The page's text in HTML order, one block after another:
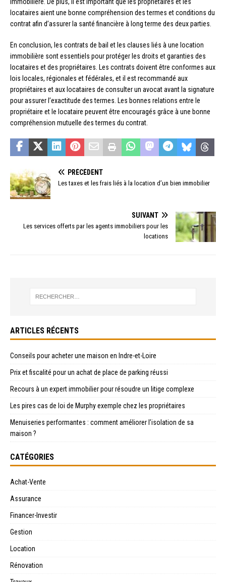
locataires aient une bonne compréhension des termes et conditions du
contrat afin d’assurer la santé financière à long terme des deux parties.
En conclusion, les contrats de bail et les clauses liés à une location
immobilière sont essentiels pour protéger les droits et garanties des
locataires et des propriétaires. Les contrats doivent être conformes aux
lois locales, régionales et fédérales, et il est recommandé aux
propriétaires et aux locataires de consulter un avocat avant la signature
pour assurer l’exactitude des termes. Les bonnes relations entre le
propriétaire et le locataire peuvent être encouragés grâce à une bonne
compréhension mutuelle des termes du contrat.
PRÉCÉDENT
Les taxes et les frais liés à la location d’un bien immobilier
SUIVANT
Les services offerts par les agents immobiliers pour les
locations
ARTICLES RÉCENTS
Conseils pour acheter une maison en Indre-et-Loire
Prix et fiscalité pour un achat de place de parking réussi
Recours à un expert immobilier pour résoudre un litige complexe
Les pires cas de loi de Murphy exemple chez les propriétaires
Menuiseries performantes : comment améliorer l’isolation de sa
maison ?
CATÉGORIES
Achat-Vente
Assurance
Financer-Investir
Gestion
Location
Rénovation